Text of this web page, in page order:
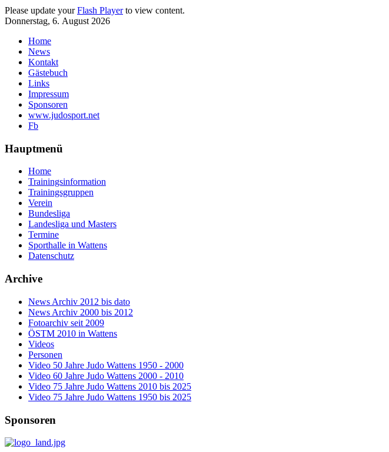
Please update yourFlash Playerto view content.
Donnerstag, 6. August 2026
Home
News
Kontakt
Gästebuch
Links
Impressum
Sponsoren
www.judosport.net
Fb
Hauptmenü
Home
Trainingsinformation
Trainingsgruppen
Verein
Bundesliga
Landesliga und Masters
Termine
Sporthalle in Wattens
Datenschutz
Archive
News Archiv 2012 bis dato
News Archiv 2000 bis 2012
Fotoarchiv seit 2009
ÖSTM 2010 in Wattens
Videos
Personen
Video 50 Jahre Judo Wattens 1950 - 2000
Video 60 Jahre Judo Wattens 2000 - 2010
Video 75 Jahre Judo Wattens 2010 bis 2025
Video 75 Jahre Judo Wattens 1950 bis 2025
Sponsoren